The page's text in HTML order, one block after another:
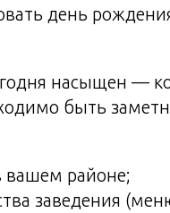
день
насыщен —
быть
вашем районе;
заведения